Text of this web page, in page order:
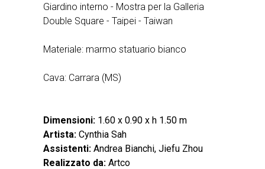
Giardino interno - Mostra per la Galleria
Double Square - Taipei - Taiwan
Materiale: marmo statuario bianco
Cava: Carrara (MS)
Dimensioni: 1.60 x 0.90 x h 1.50 m
Artista: Cynthia Sah
Assistenti: Andrea Bianchi, Jiefu Zhou
Realizzato da: Artco